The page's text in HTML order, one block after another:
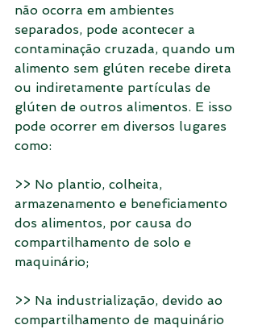
não ocorra em ambientes
separados, pode acontecer a
contaminação cruzada, quando um
alimento sem glúten recebe direta
ou indiretamente partículas de
glúten de outros alimentos. E isso
pode ocorrer em diversos lugares
como:
>> No plantio, colheita,
armazenamento e beneficiamento
dos alimentos, por causa do
compartilhamento de solo e
maquinário;
>> Na industrialização, devido ao
compartilhamento de maquinário